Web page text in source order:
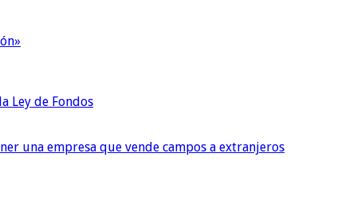
Ley de Fondos
una empresa que vende campos a extranjeros